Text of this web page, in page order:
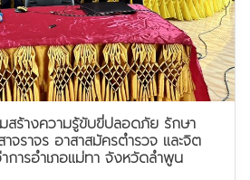
มสร้างความรู้ขับขี่ปลอดภัย รักษา
จราจร อาสาสมัครตำรวจ และจิต
ารอำเภอแม่ทา จังหวัดลำพูน